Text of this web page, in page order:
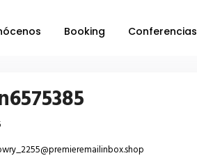
Booking Conferencias